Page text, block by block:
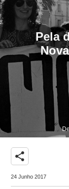
Pela
share
24 Junho 2017